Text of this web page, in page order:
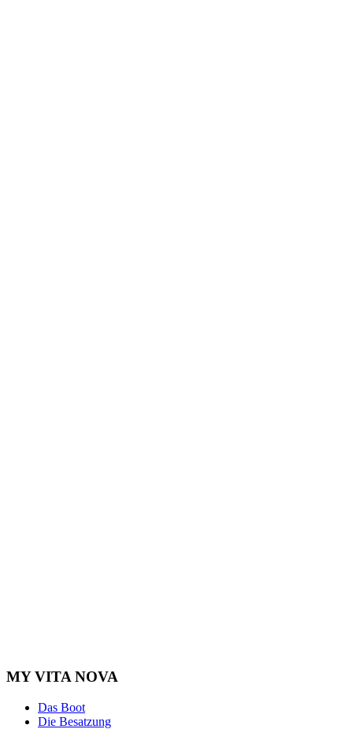
MY VITA NOVA
Das Boot
Die Besatzung